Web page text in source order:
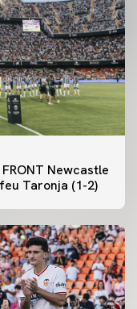
Newcastle
Taronja (1-2)